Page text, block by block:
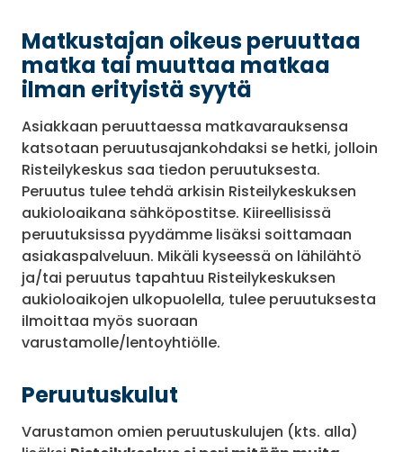
Matkustajan oikeus peruuttaa
matka tai muuttaa matkaa
ilman erityistä syytä
Asiakkaan peruuttaessa matkavarauksensa
katsotaan peruutusajankohdaksi se hetki, jolloin
Risteilykeskus saa tiedon peruutuksesta.
Peruutus tulee tehdä arkisin Risteilykeskuksen
aukioloaikana sähköpostitse. Kiireellisissä
peruutuksissa pyydämme lisäksi soittamaan
asiakaspalveluun. Mikäli kyseessä on lähilähtö
ja/tai peruutus tapahtuu Risteilykeskuksen
aukioloaikojen ulkopuolella, tulee peruutuksesta
ilmoittaa myös suoraan
varustamolle/lentoyhtiölle.
Peruutuskulut
Varustamon omien peruutuskulujen (kts. alla)